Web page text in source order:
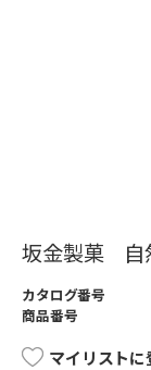
坂金製菓 自
カタログ番号
商品番号
マイリストに